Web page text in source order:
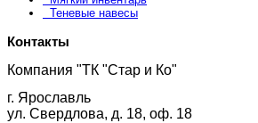
Теневые навесы
Контакты
Компания "ТК "Стар и Ко"
г. Ярославль
ул. Свердлова, д. 18, оф. 18